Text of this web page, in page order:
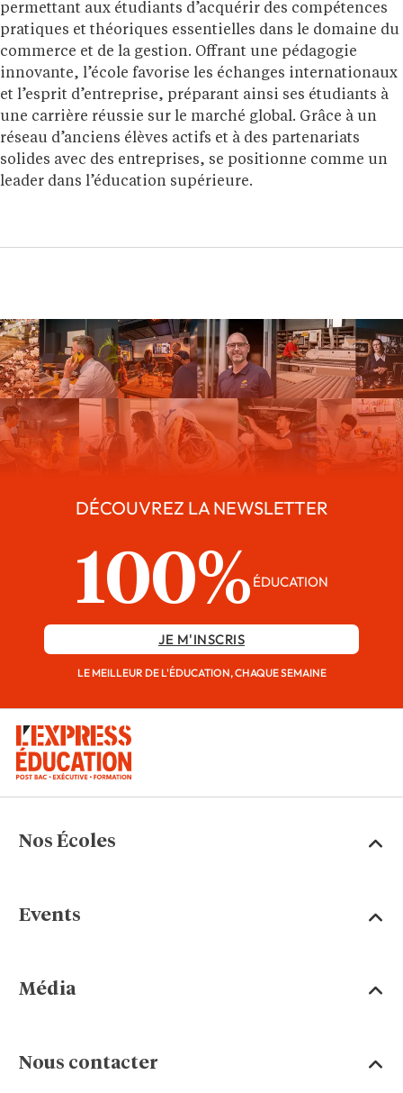
permettant aux étudiants d’acquérir des compétences
pratiques et théoriques essentielles dans le domaine du
commerce et de la gestion. Offrant une pédagogie
innovante, l’école favorise les échanges internationaux
et l’esprit d’entreprise, préparant ainsi ses étudiants à
une carrière réussie sur le marché global. Grâce à un
réseau d’anciens élèves actifs et à des partenariats
solides avec des entreprises, se positionne comme un
leader dans l’éducation supérieure.
DÉCOUVREZ LA NEWSLETTER
100% ÉDUCATION
JE M'INSCRIS
LE MEILLEUR DE L'ÉDUCATION, CHAQUE SEMAINE
Nos Écoles
Events
Média
Nous contacter